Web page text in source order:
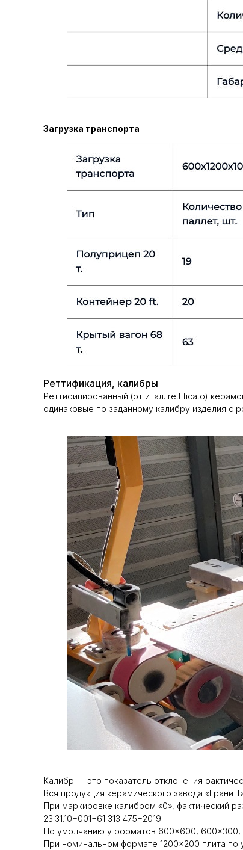
Загрузка транспорта
Реттификация, калибры
Реттифицированный (от итал. rettificato)
одинаковые по заданному калибру изделия
Калибр — это показатель отклонения
Вся продукция керамического завода «Грани
При маркировке калибром «0», фактический
23.31.10−001−61 313 475−2019.
По умолчанию у форматов 600×600, 600×300,
При номинальном формате 1200×200 плита по